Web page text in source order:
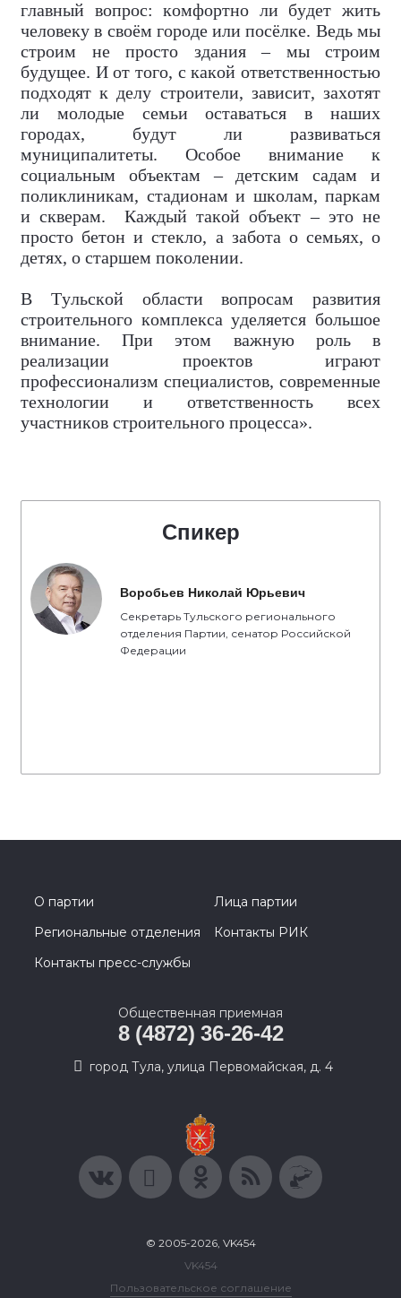
главный вопрос: комфортно ли будет жить
человеку в своём городе или посёлке. Ведь мы
строим не просто здания – мы строим
будущее. И от того, с какой ответственностью
подходят к делу строители, зависит, захотят
ли молодые семьи оставаться в наших
городах, будут ли развиваться
муниципалитеты. Особое внимание к
социальным объектам – детским садам и
поликлиникам, стадионам и школам, паркам
и скверам. Каждый такой объект – это не
просто бетон и стекло, а забота о семьях, о
детях, о старшем поколении.
В Тульской области вопросам развития
строительного комплекса уделяется большое
внимание. При этом важную роль в
реализации проектов играют
профессионализм специалистов, современные
технологии и ответственность всех
участников строительного процесса».
Спикер
Воробьев Николай Юрьевич
Секретарь Тульского регионального
отделения Партии, сенатор Российской
Федерации
О партии
Лица партии
Региональные отделения
Контакты РИК
Контакты пресс-службы
Общественная приемная
8 (4872) 36-26-42
город Тула, улица Первомайская, д. 4
© 2005-2026, VK454
VK454
Пользовательское соглашение